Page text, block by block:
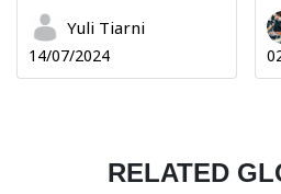
Yuli Tiarni
14/07/2024
RELATED